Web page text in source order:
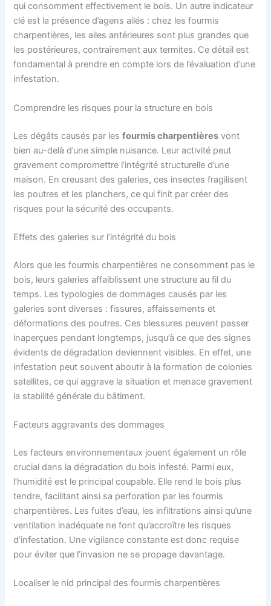
qui consomment effectivement le bois. Un autre indicateur
clé est la présence d’agens ailés : chez les fourmis
charpentières, les ailes antérieures sont plus grandes que
les postérieures, contrairement aux termites. Ce détail est
fondamental à prendre en compte lors de l’évaluation d’une
infestation.
Comprendre les risques pour la structure en bois
Les dégâts causés par lesfourmis charpentières vont
bien au-delà d’une simple nuisance. Leur activité peut
gravement compromettre l’intégrité structurelle d’une
maison. En creusant des galeries, ces insectes fragilisent
les poutres et les planchers, ce qui finit par créer des
risques pour la sécurité des occupants.
Effets des galeries sur l’intégrité du bois
Alors que les fourmis charpentières ne consomment pas le
bois, leurs galeries affaiblissent une structure au fil du
temps. Les typologies de dommages causés par les
galeries sont diverses : fissures, affaissements et
déformations des poutres. Ces blessures peuvent passer
inaperçues pendant longtemps, jusqu’à ce que des signes
évidents de dégradation deviennent visibles. En effet, une
infestation peut souvent aboutir à la formation de colonies
satellites, ce qui aggrave la situation et menace gravement
la stabilité générale du bâtiment.
Facteurs aggravants des dommages
Les facteurs environnementaux jouent également un rôle
crucial dans la dégradation du bois infesté. Parmi eux,
l’humidité est le principal coupable. Elle rend le bois plus
tendre, facilitant ainsi sa perforation par les fourmis
charpentières. Les fuites d’eau, les infiltrations ainsi qu’une
ventilation inadéquate ne font qu’accroître les risques
d’infestation. Une vigilance constante est donc requise
pour éviter que l’invasion ne se propage davantage.
Localiser le nid principal des fourmis charpentières